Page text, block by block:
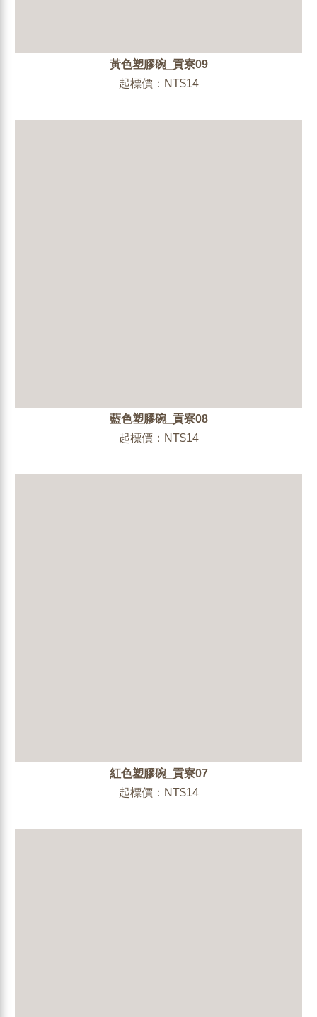
黃色塑膠碗_貢寮09
起標價：NT$14
藍色塑膠碗_貢寮08
起標價：NT$14
紅色塑膠碗_貢寮07
起標價：NT$14